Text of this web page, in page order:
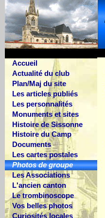
Accueil
Actualité du club
Plan/Maj du site
Les articles publiés
Les personnalités
Monuments et sites
Histoire de Sissonne
Histoire du Camp
Documents
Les cartes postales
Photos de groupe
Les Associations
L'ancien canton
Le trombinoscope
Vos belles photos
Curiosités locales